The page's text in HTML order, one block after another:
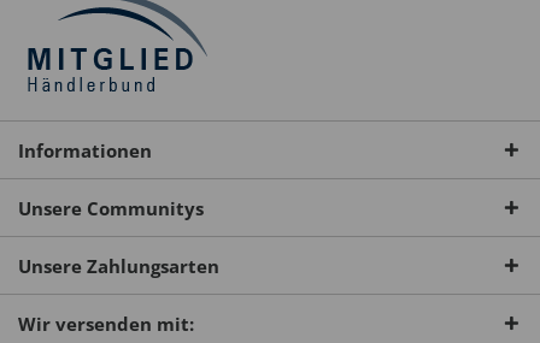
Informationen
Unsere Communitys
Unsere Zahlungsarten
Wir versenden mit: